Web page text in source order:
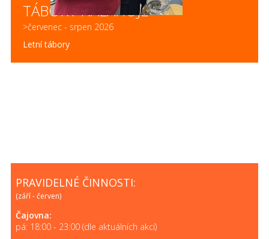
TÁBORY HALAHOJE
>červenec - srpen 2026
Letní tábory
PRAVIDELNÉ ČINNOSTI:
(září - červen)
Čajovna:
pá: 18:00 - 23:00 (dle aktuálních akcí)